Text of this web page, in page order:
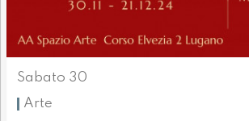
Sabato 30
Arte